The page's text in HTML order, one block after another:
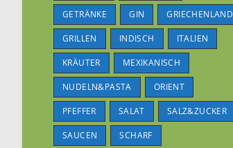
GETRÄNKE GIN GRIECHENLAND
GRILLEN INDISCH ITALIEN
KRÄUTER MEXIKANISCH
NUDELN&PASTA ORIENT
PFEFFER SALAT SALZ&ZUCKER
SAUCEN SCHARF